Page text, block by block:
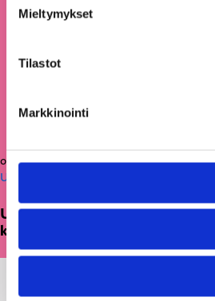
Mieltymykset
Tilastot
Markkinointi
05.03.2026
Uutiset
Uusi julkaisu: Kuntien on
kulttuuritoimintaansa